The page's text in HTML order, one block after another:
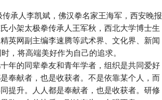
承人李凯斌，佛汉拳名家王海军，西安晚报
小架太极拳传承人王军秋，西北大学博士生
英网副主编李速腾等武术界、文化界、新闻
，将高端美好作为自己的追求。
年的同辈拳友和青年学者，组织是共同爱好
奉献者，也是收获者。不是依靠某个人，而
提升。人人都是奉献者，也是收获者。研修